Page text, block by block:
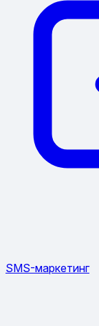
SMS-маркетинг